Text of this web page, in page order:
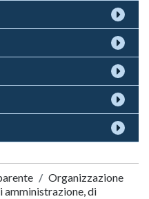
Organizzazione
di